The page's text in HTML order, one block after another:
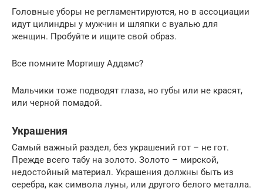
Головные уборы не регламентируются, но в ассоциации
идут цилиндры у мужчин и шляпки с вуалью для
женщин. Пробуйте и ищите свой образ.
Все помните Мортишу Аддамс?
Мальчики тоже подводят глаза, но губы или не красят,
или черной помадой.
Украшения
Самый важный раздел, без украшений гот – не гот.
Прежде всего табу на золото. Золото – мирской,
недостойный материал. Украшения должны быть из
серебра, как символа луны, или другого белого металла.